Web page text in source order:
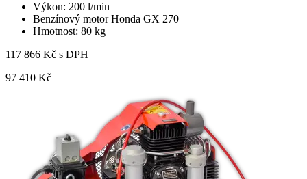
Výkon: 200 l/min
Benzínový motor Honda GX 270
Hmotnost: 80 kg
117 866 Kč s DPH
97 410 Kč